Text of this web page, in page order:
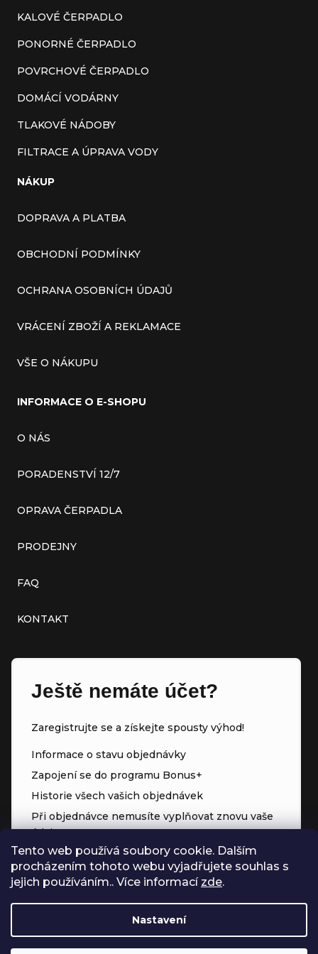
Tento web používá soubory cookie. Dalším
procházením tohoto webu vyjadřujete souhlas s
jejich používáním.. Více informací zde.
Nastavení
KALOVÉ ČERPADLO
PONORNÉ ČERPADLO
POVRCHOVÉ ČERPADLO
DOMÁCÍ VODÁRNY
TLAKOVÉ NÁDOBY
FILTRACE A ÚPRAVA VODY
NÁKUP
DOPRAVA A PLATBA
OBCHODNÍ PODMÍNKY
OCHRANA OSOBNÍCH ÚDAJŮ
VRÁCENÍ ZBOŽÍ A REKLAMACE
VŠE O NÁKUPU
INFORMACE O E-SHOPU
O NÁS
PORADENSTVÍ 12/7
OPRAVA ČERPADLA
PRODEJNY
FAQ
KONTAKT
Ještě nemáte účet?
Zaregistrujte se a získejte spousty výhod!
Informace o stavu objednávky
Zapojení se do programu Bonus+
Historie všech vašich objednávek
Při objednávce nemusíte vyplňovat znovu vaše
údaje
Přednostní přístup ke slevám
Body za každý nákup